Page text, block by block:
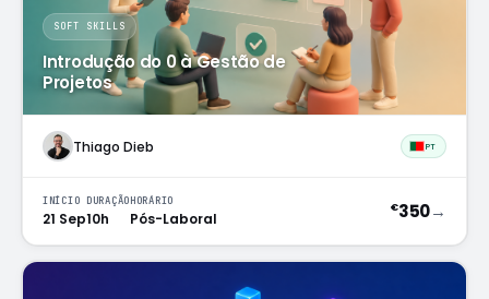
SOFT SKILLS
Introdução do 0 à Gestão de
Projetos
Thiago Dieb PT
INÍCIO
21 Sep
DURAÇÃO
10h
HORÁRIO
Pós-Laboral
€350→